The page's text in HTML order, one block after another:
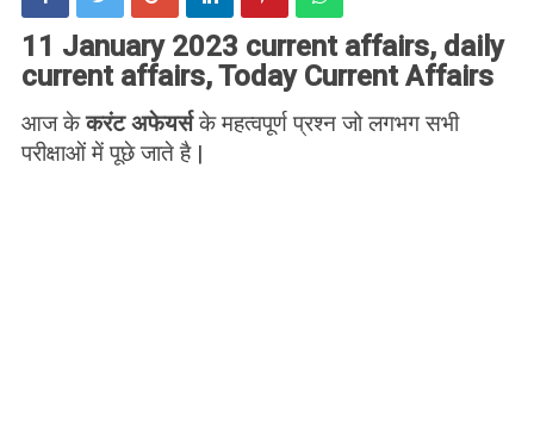
11 January 2023 current affairs, daily
current affairs, Today Current Affairs
आज केकरंट अफेयर्सके महत्वपूर्ण प्रश्न जो लगभग सभी
परीक्षाओं में पूछे जाते है |